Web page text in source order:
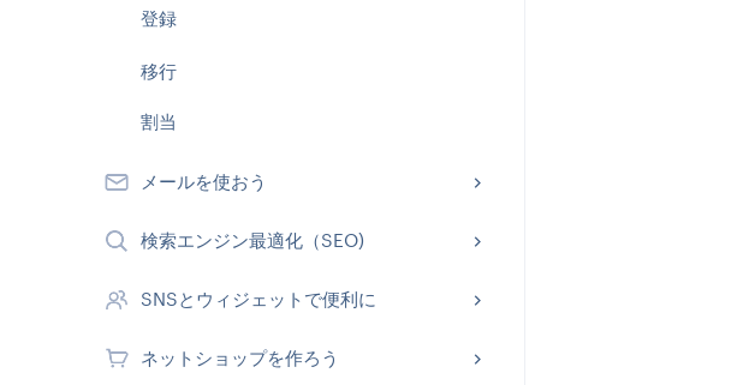
登録
移行
割当
メールを使おう
検索エンジン最適化（SEO)
SNSとウィジェットで便利に
ネットショップを作ろう